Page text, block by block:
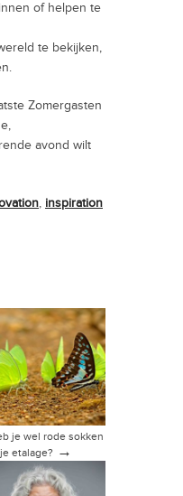
of helpen te
te bekijken,
Zomergasten
avond wilt
, inspiration
je wel rode sokken
etalage? →